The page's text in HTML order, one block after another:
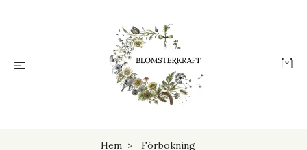
Hem
Förbokning